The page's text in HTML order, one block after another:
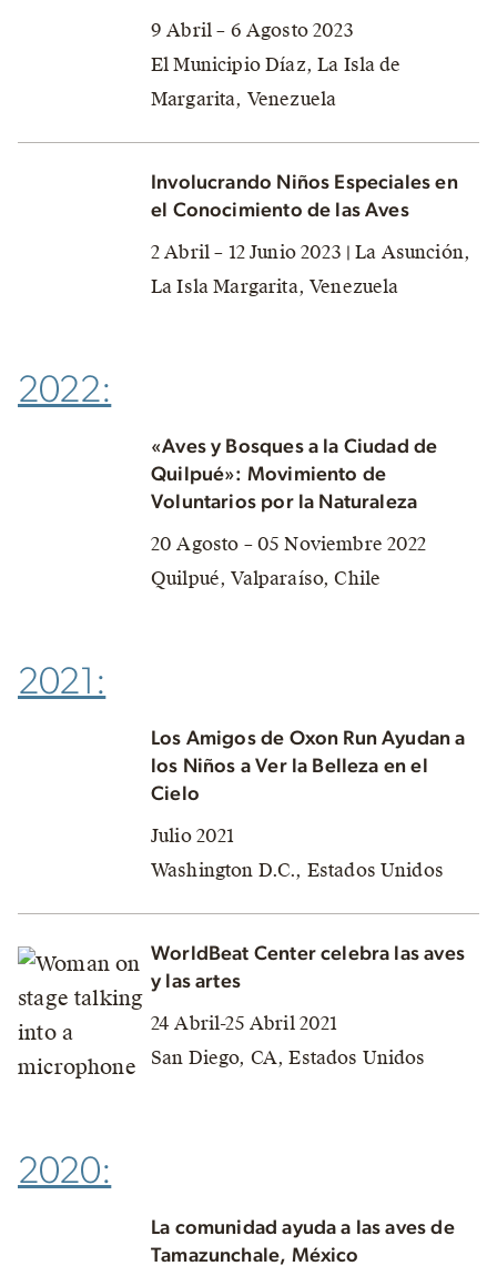
9 Abril – 6 Agosto 2023
El Municipio Díaz, La Isla de
Margarita, Venezuela
Involucrando Niños Especiales en
el Conocimiento de las Aves
2 Abril – 12 Junio 2023 | La Asunción,
La Isla Margarita, Venezuela
2022:
«Aves y Bosques a la Ciudad de
Quilpué»: Movimiento de
Voluntarios por la Naturaleza
20 Agosto – 05 Noviembre 2022
Quilpué, Valparaíso, Chile
2021:
Los Amigos de Oxon Run Ayudan a
los Niños a Ver la Belleza en el
Cielo
Julio 2021
Washington D.C., Estados Unidos
WorldBeat Center celebra las aves
y las artes
24 Abril-25 Abril 2021
San Diego, CA, Estados Unidos
2020:
La comunidad ayuda a las aves de
Tamazunchale, México